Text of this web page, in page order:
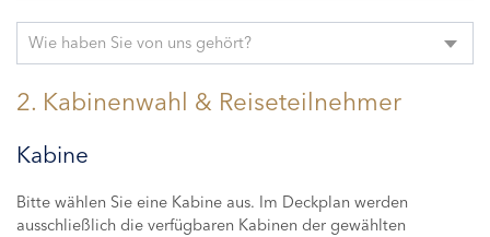
Wie haben Sie von uns gehört?
2. Kabinenwahl & Reiseteilnehmer
Kabine
Bitte wählen Sie eine Kabine aus. Im Deckplan werden
ausschließlich die verfügbaren Kabinen der gewählten